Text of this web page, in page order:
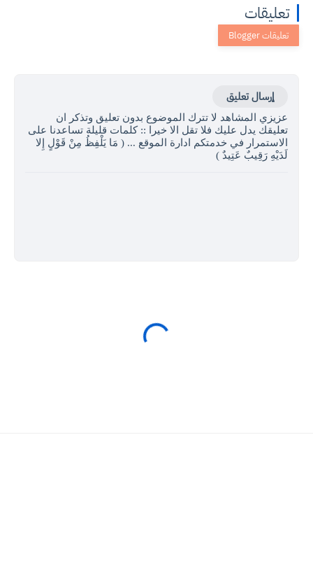
تعليقات
إرسال تعليق
عزيزي المشاهد لا تترك الموضوع بدون تعليق وتذكر ان
تعليقك يدل عليك فلا تقل الا خيرا :: كلمات قليلة تساعدنا على
الاستمرار في خدمتكم ادارة الموقع ... ( مَا يَلْفِظُ مِنْ قَوْلٍ إِلا
لَدَيْهِ رَقِيبٌ عَتِيدٌ )